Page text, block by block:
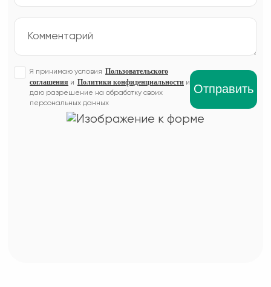
Я принимаю условия Пользовательского
соглашения и Политики конфиденциальности и
даю разрешение на обработку своих
персональных данных